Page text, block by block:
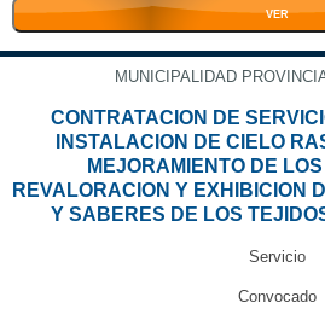
VER
MUNICIPALIDAD
CONTRATACION DE
INSTALACION DE CIELO
MEJORAMIENTO DE
REVALORACION Y EXHIBICION
Y SABERES DE LOS
Servicio
Convocado